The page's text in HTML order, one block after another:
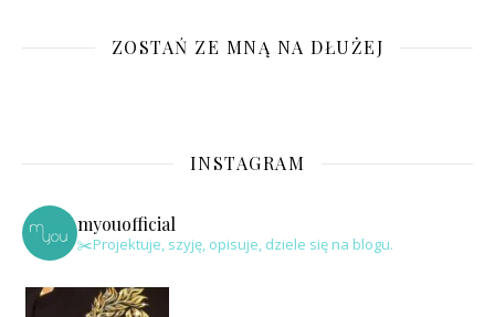
ZOSTAŃ ZE MNĄ NA DŁUŻEJ
INSTAGRAM
myouofficial
✂️Projektuje, szyję, opisuje, dziele się na blogu.